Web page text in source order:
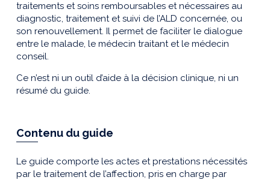
traitements et soins remboursables et nécessaires au
diagnostic, traitement et suivi de l’ALD concernée, ou
son renouvellement. Il permet de faciliter le dialogue
entre le malade, le médecin traitant et le médecin
conseil.
Ce n’est ni un outil d’aide à la décision clinique, ni un
résumé du guide.
Contenu du guide
Le guide comporte les actes et prestations nécessités
par le traitement de l’affection, pris en charge par